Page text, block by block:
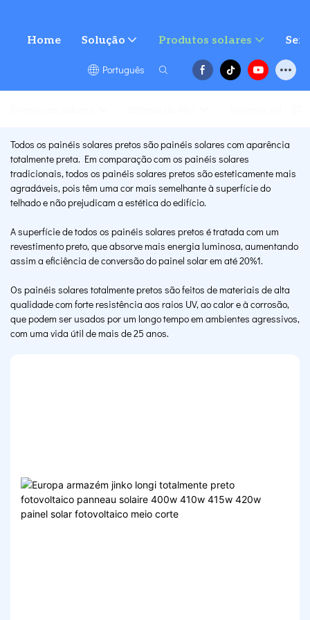
Home Solução Produtos solares
Português
Todos os painéis solares pretos são painéis solares com aparência
totalmente preta. Em comparação com os painéis solares
tradicionais, todos os painéis solares pretos são esteticamente mais
agradáveis, pois têm uma cor mais semelhante à superfície do
telhado e não prejudicam a estética do edifício.
A superfície de todos os painéis solares pretos é tratada com um
revestimento preto, que absorve mais energia luminosa, aumentando
assim a eficiência de conversão do painel solar em até 20%1.
Os painéis solares totalmente pretos são feitos de materiais de alta
qualidade com forte resistência aos raios UV, ao calor e à corrosão,
que podem ser usados ​​por um longo tempo em ambientes agressivos,
com uma vida útil de mais de 25 anos.